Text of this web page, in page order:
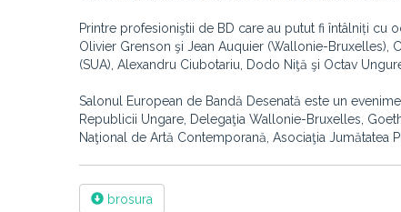
Printre profesioniştii de BD care au putut fi întâlniți cu
Olivier Grenson şi Jean Auquier (Wallonie-Bruxelles),
(SUA), Alexandru Ciubotariu, Dodo Niţă şi Octav
Salonul European de Bandă Desenată este un
Republicii Ungare, Delegaţia Wallonie-Bruxelles,
Naţional de Artă Contemporană, Asociaţia Jumătatea
brosura